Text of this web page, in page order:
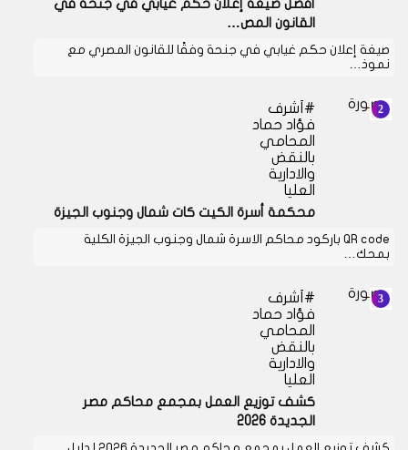
أفضل صيغة إعلان حكم غيابي في جنحة في
القانون المص…
صيغة إعلان حكم غيابي في جنحة وفقًا للقانون المصري مع
نموذ…
أشرف
فؤاد حماد
المحامي
بالنقض
والادارية
العليا
محكمة أسرة الكيت كات شمال وجنوب الجيزة
QR code باركود محاكم الاسرة شمال وجنوب الجيزة الكلية
بمحك…
أشرف
فؤاد حماد
المحامي
بالنقض
والادارية
العليا
كشف توزيع العمل بمجمع محاكم مصر
الجديدة 2026